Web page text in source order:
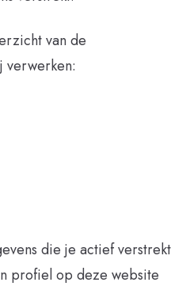
van de
verwerken:
die je actief verstrekt
profiel op deze website